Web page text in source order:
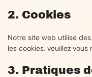
2. Cookies
Notre site web utilise
les cookies, veuillez
3. Pratiques